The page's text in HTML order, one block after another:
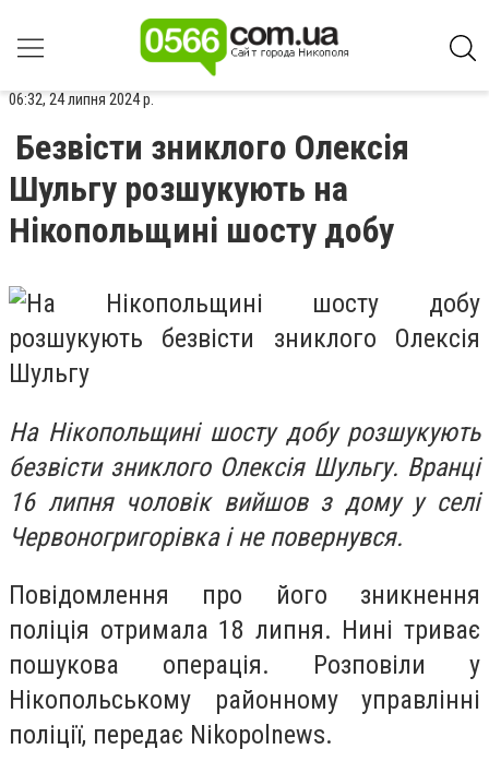
06:32, 24 липня 2024 р.
Безвісти зниклого Олексія
Шульгу розшукують на
Нікопольщині шосту добу
На Нікопольщині шосту добу розшукують
безвісти зниклого Олексія Шульгу. Вранці
16 липня чоловік вийшов з дому у селі
Червоногригорівка і не повернувся.
Повідомлення про його зникнення
поліція отримала 18 липня. Нині триває
пошукова операція. Розповіли у
Нікопольському районному управлінні
поліції, передає Nikopolnews.